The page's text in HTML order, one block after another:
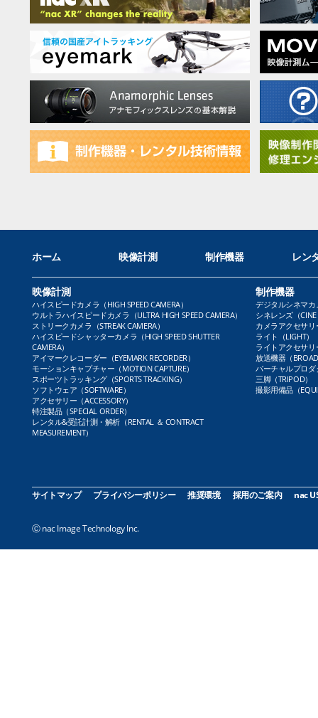
ホーム 映像計測 制作機器 レン
映像計測
ハイスピードカメラ（HIGH SPEED CAMERA）
ウルトラハイスピードカメラ（ULTRA HIGH SPEED CAMERA）
ストリークカメラ（STREAK CAMERA）
ハイスピードシャッターカメラ（HIGH SPEED SHUTTER
CAMERA）
アイマークレコーダー（EYEMARK RECORDER）
モーションキャプチャー（MOTION CAPTURE）
スポーツトラッキング（SPORTS TRACKING）
ソフトウェア（SOFTWARE）
アクセサリー（ACCESSORY）
特注製品（SPECIAL ORDER）
レンタル&受託計測・解析（RENTAL ＆ CONTRACT
MEASUREMENT）
制作機器
デジタルシネマカ
シネレンズ（CINE
カメラアクセサリ
ライト（LIGHT）
ライトアクセサリ
放送機器（
バーチャルプロダ
三脚（TRIPOD）
撮影用備品（
サイトマップ プライバシーポリシー 推奨環境 採用のご案内 nac
Ⓒ nac Image Technology Inc.